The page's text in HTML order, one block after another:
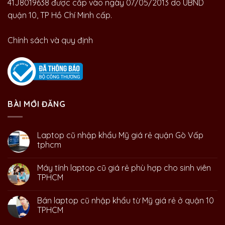
41J8019638 được cấp vào ngày 07/05/2013 do UBND
quận 10, TP Hồ Chí Minh cấp.
Chính sách và quy định
BÀI MỚI ĐĂNG
Laptop cũ nhập khẩu Mỹ giá rẻ quận Gò Vấp
tphcm
Máy tính laptop cũ giá rẻ phù hợp cho sinh viên
TPHCM
Bán laptop cũ nhập khẩu từ Mỹ giá rẻ ở quận 10
TPHCM